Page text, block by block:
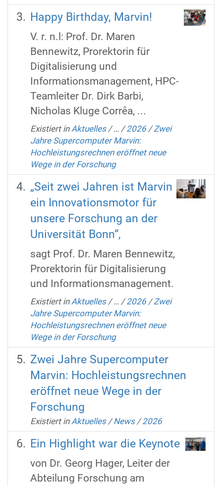
Happy Birthday, Marvin!
V. r. n.l: Prof. Dr. Maren
Bennewitz, Prorektorin für
Digitalisierung und
Informationsmanagement, HPC-
Teamleiter Dr. Dirk Barbi,
Nicholas Kluge Corrêa, ...
Existiert in Aktuelles /… /2026 /Zwei
Jahre Supercomputer Marvin:
Hochleistungsrechnen eröffnet neue
Wege in der Forschung
„Seit zwei Jahren ist Marvin
ein Innovationsmotor für
unsere Forschung an der
Universität Bonn“,
sagt Prof. Dr. Maren Bennewitz,
Prorektorin für Digitalisierung
und Informationsmanagement.
Existiert in Aktuelles /… /2026 /Zwei
Jahre Supercomputer Marvin:
Hochleistungsrechnen eröffnet neue
Wege in der Forschung
Zwei Jahre Supercomputer
Marvin: Hochleistungsrechnen
eröffnet neue Wege in der
Forschung
Existiert in Aktuelles /News /2026
Ein Highlight war die Keynote
von Dr. Georg Hager, Leiter der
Abteilung Forschung am